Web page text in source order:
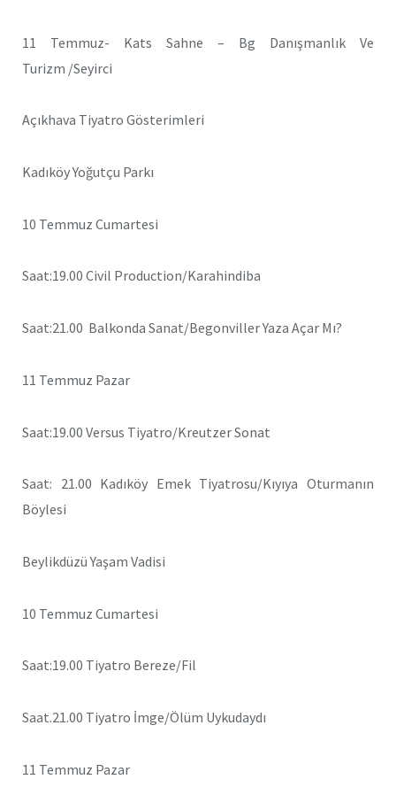
11 Temmuz- Kats Sahne – Bg Danışmanlık Ve
Turizm /Seyirci
Açıkhava Tiyatro Gösterimleri
Kadıköy Yoğutçu Parkı
10 Temmuz Cumartesi
Saat:19.00 Civil Production/Karahindiba
Saat:21.00 Balkonda Sanat/Begonviller Yaza Açar Mı?
11 Temmuz Pazar
Saat:19.00 Versus Tiyatro/Kreutzer Sonat
Saat: 21.00 Kadıköy Emek Tiyatrosu/Kıyıya Oturmanın
Böylesi
Beylikdüzü Yaşam Vadisi
10 Temmuz Cumartesi
Saat:19.00 Tiyatro Bereze/Fil
Saat.21.00 Tiyatro İmge/Ölüm Uykudaydı
11 Temmuz Pazar